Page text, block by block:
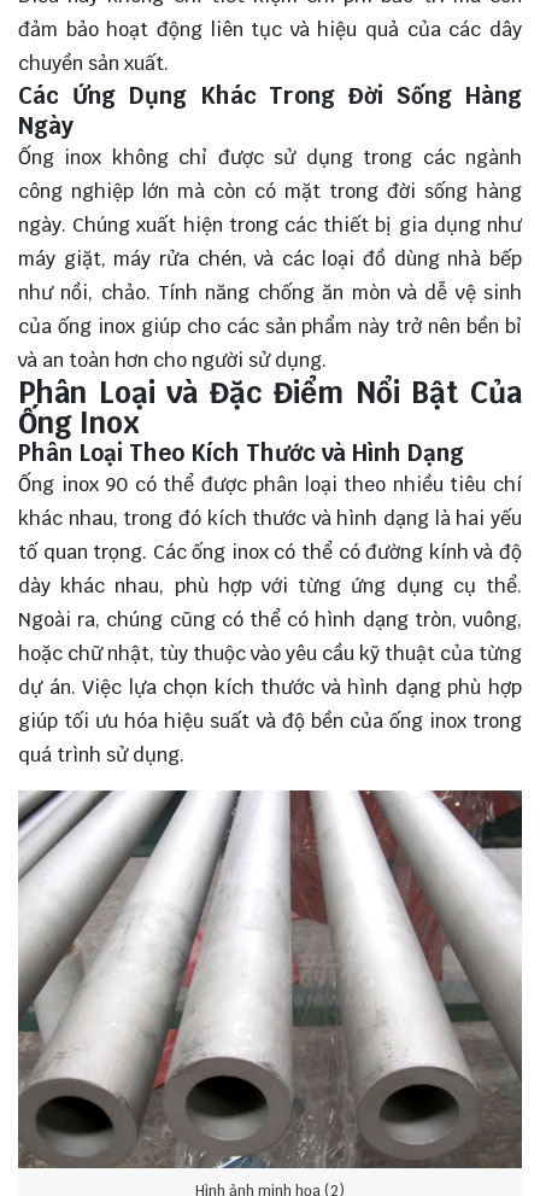
đảm bảo hoạt động liên tục và hiệu quả của các dây
chuyền sản xuất.
Các Ứng Dụng Khác Trong Đời Sống Hàng
Ngày
Ống inox không chỉ được sử dụng trong các ngành
công nghiệp lớn mà còn có mặt trong đời sống hàng
ngày. Chúng xuất hiện trong các thiết bị gia dụng như
máy giặt, máy rửa chén, và các loại đồ dùng nhà bếp
như nồi, chảo. Tính năng chống ăn mòn và dễ vệ sinh
của ống inox giúp cho các sản phẩm này trở nên bền bỉ
và an toàn hơn cho người sử dụng.
Phân Loại và Đặc Điểm Nổi Bật Của
Ống Inox
Phân Loại Theo Kích Thước và Hình Dạng
Ống inox 90 có thể được phân loại theo nhiều tiêu chí
khác nhau, trong đó kích thước và hình dạng là hai yếu
tố quan trọng. Các ống inox có thể có đường kính và độ
dày khác nhau, phù hợp với từng ứng dụng cụ thể.
Ngoài ra, chúng cũng có thể có hình dạng tròn, vuông,
hoặc chữ nhật, tùy thuộc vào yêu cầu kỹ thuật của từng
dự án. Việc lựa chọn kích thước và hình dạng phù hợp
giúp tối ưu hóa hiệu suất và độ bền của ống inox trong
quá trình sử dụng.
Hình ảnh minh họa (2)